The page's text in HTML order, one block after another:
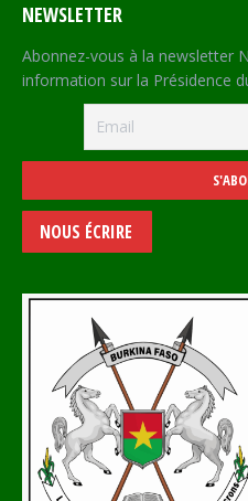
NEWSLETTER
Abonnez-vous à la newsletter
information sur la Présidence
NOUS ÉCRIRE